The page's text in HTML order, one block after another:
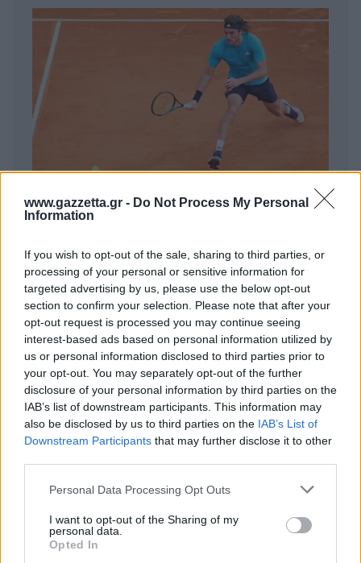
www.gazzetta.gr - Do Not Process My Personal
Information
If you wish to opt-out of the sale, sharing to third parties, or
processing of your personal or sensitive information for
targeted advertising by us, please use the below opt-out
section to confirm your selection. Please note that after your
opt-out request is processed you may continue seeing
interest-based ads based on personal information utilized by
us or personal information disclosed to third parties prior to
your opt-out. You may separately opt-out of the further
disclosure of your personal information by third parties on the
IAB’s list of downstream participants. This information may
also be disclosed by us to third parties on the IAB’s List of
Downstream Participants that may further disclose it to other
Please note that this website/app uses one or more Google
not limited to your visit or usage behaviour. You may click to
grant or deny consent to Google and its third-party tags to
use your data for below specified purposes in below Google
Personal Data Processing Opt Outs
I want to opt-out of the Sharing of my
personal data.
Opted In
Η νικήτρια από την αναμέτρηση θα αντιμετωπίσει
το παιχνίδι θα γίνει το μεσημέρι της Παρασκευής
(8/5, 12:00).
@Photo credits:Getty Images/Ideal Image
Διάβασε όλα τατελευταία νέατης αθλητικής
εβδομάδας μέσα από το υπερπλήρες Πρόγραμμα TV του
Gazzetta. Ακολούθησέ μας και στο Google News.